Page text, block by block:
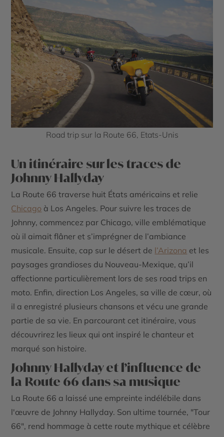
Road trip sur la Route 66, Etats-Unis
Un itinéraire sur les traces de
Johnny Hallyday
La Route 66 traverse huit États américains et relie
Chicago à Los Angeles. Pour suivre les traces de
Johnny, commencez par Chicago, ville emblématique
où il aimait flâner et s’imprégner de l’ambiance
musicale. Ensuite, cap sur le désert de l’Arizona et les
paysages grandioses du Nouveau-Mexique, qu’il
affectionne particulièrement lors de ses road trips en
moto. Enfin, direction Los Angeles, sa ville de cœur, où
il a enregistré plusieurs chansons et vécu une grande
partie de sa vie. En parcourant cet itinéraire, vous
découvrirez les lieux qui ont inspiré le chanteur et
marqué son histoire.
Johnny Hallyday et l’influence de
la Route 66 dans sa musique
La Route 66 a laissé une empreinte indélébile dans
l'œuvre de Johnny Hallyday. Son ultime tournée, "Tour
66", rend hommage à cette route mythique et célèbre